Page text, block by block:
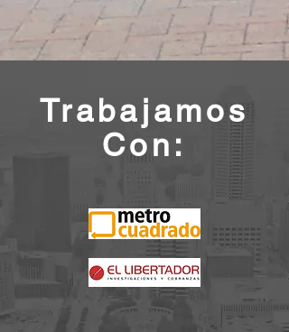
Trabajamos
Con: